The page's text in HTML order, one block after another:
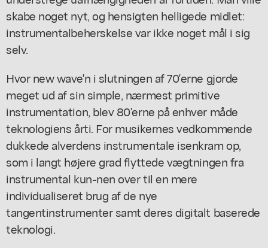
skabe noget nyt, og hensigten helligede midlet:
instrumentalbeherskelse var ikke noget mål i sig
selv.
Hvor new wave'n i slutningen af 70'erne gjorde
meget ud af sin simple, nærmest primitive
instrumentation, blev 80'erne på enhver måde
teknologiens årti. For musikernes vedkommende
dukkede alverdens instrumentale isenkram op,
som i langt højere grad flyttede vægtningen fra
instrumental kun-nen over til en mere
individualiseret brug af de nye
tangentinstrumenter samt deres digitalt baserede
teknologi.